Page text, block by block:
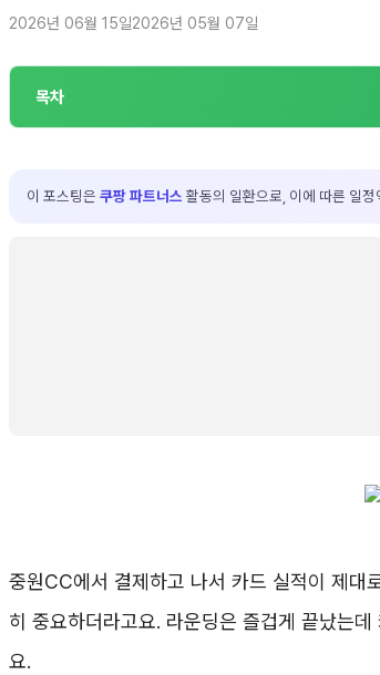
2026년 06월 15일2026년 05월 07일
목차
이 포스팅은 쿠팡 파트너스 활동의 일환으로, 이에 따른 일
중원CC에서 결제하고 나서 카드 실적이 제대
히 중요하더라고요. 라운딩은 즐겁게 끝났는
요.